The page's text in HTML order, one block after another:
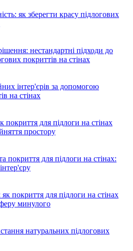
як зберегти красу підлогових
нестандартні підходи до
покриттів на стінах
інтер'єрів за допомогою
на стінах
покриття для підлоги на стінах
простору
покриття для підлоги на стінах:
як покриття для підлоги на стінах
минулого
натуральних підлогових